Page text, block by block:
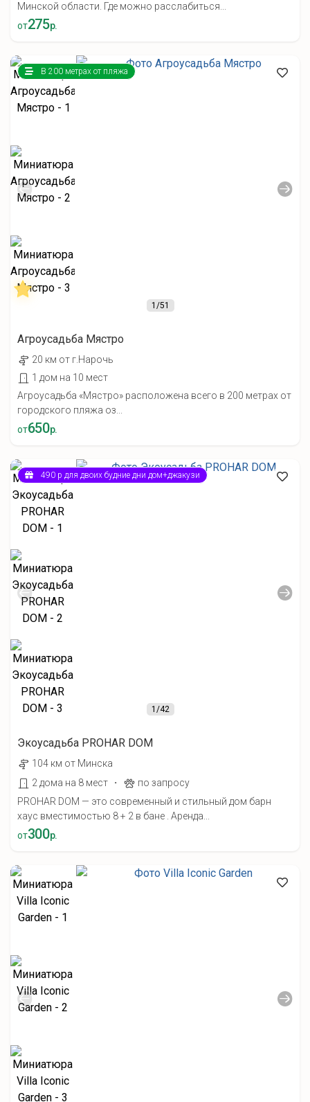
Минской области. Где можно расслабиться...
от275р.
1/51
В 200 метрах от пляжа
Агроусадьба Мястро
20 км от г.Нарочь
1 дом на 10 мест
Агроусадьба «Мястро» расположена всего в 200 метрах от
городского пляжа оз...
от650р.
1/42
490 р для двоих будние дни дом+джакузи
Экоусадьба PROHAR DOM
104 км от Минска
2 дома на 8 мест
·
по запросу
PROHAR DOM — это современный и стильный дом барн
хаус вместимостью 8 + 2 в бане . Аренда...
от300р.